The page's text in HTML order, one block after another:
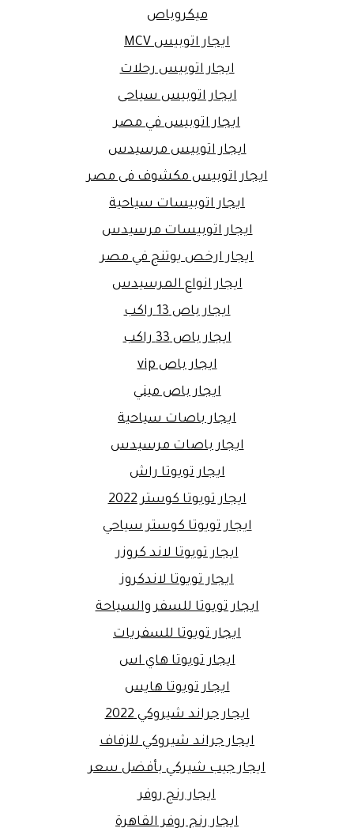
ميكروباص
ايجار اتوبيس MCV
ايجار اتوبيس رحلات
ايجار اتوبيس سياحى
ايجار اتوبيس في مصر
ايجار اتوبيس مرسيدس
ايجار اتوبيس مكشوف فى مصر
ايجار اتوبيسات سياحية
ايجار اتوبيسات مرسيدس
ايجار ارخص يوتنج في مصر
ايجار انواع المرسيدس
ايجار باص 13 راكب
ايجار باص 33 راكب
ايجار باص vip
ايجار باص ميني
ايجار باصات سياحية
ايجار باصات مرسيدس
ايجار تويوتا راش
ايجار تويوتا كوستر 2022
ايجار تويوتا كوستر سياحي
ايجار تويوتا لاند كروزر
ايجار تويوتا لاندكروز
ايجار تويوتا للسفر والسياحة
ايجار تويوتا للسفريات
ايجار تويوتا هاي اس
ايجار تويوتا هايس
ايجار جراند شيروكي 2022
ايجار جراند شيروكي للزفاف
ايجار جيب شيركي بأفضل سعر
ايجار رنج روفر
ايجار رنج روفر القاهرة